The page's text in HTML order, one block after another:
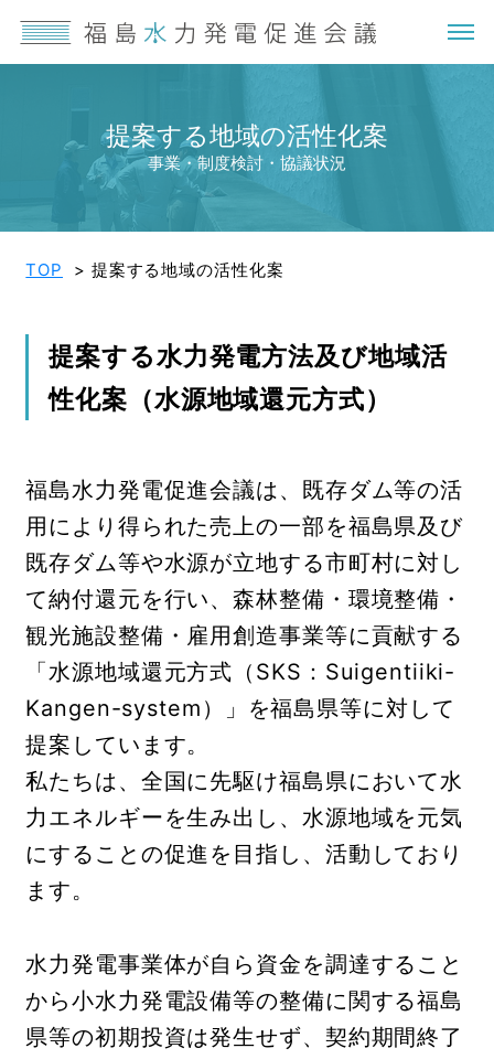
提案する地域の活性化案
事業・制度検討・協議状況
TOP 提案する地域の活性化案
提案する水力発電方法及び地域活
性化案（水源地域還元方式）
福島水力発電促進会議は、既存ダム等の活
用により得られた売上の一部を福島県及び
既存ダム等や水源が立地する市町村に対し
て納付還元を行い、森林整備・環境整備・
観光施設整備・雇用創造事業等に貢献する
「水源地域還元方式（SKS：Suigentiiki-
Kangen-system）」を福島県等に対して
提案しています。
私たちは、全国に先駆け福島県において水
力エネルギーを生み出し、水源地域を元気
にすることの促進を目指し、活動しており
ます。
水力発電事業体が自ら資金を調達すること
から小水力発電設備等の整備に関する福島
県等の初期投資は発生せず、契約期間終了